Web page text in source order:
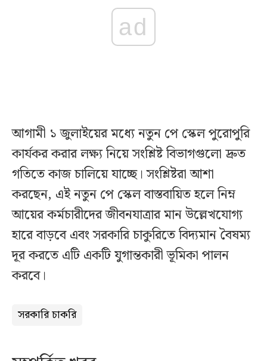
ad
আগামী ১ জুলাইয়ের মধ্যে নতুন পে স্কেল পুরোপুরি
কার্যকর করার লক্ষ্য নিয়ে সংশ্লিষ্ট বিভাগগুলো দ্রুত
গতিতে কাজ চালিয়ে যাচ্ছে। সংশ্লিষ্টরা আশা
করছেন, এই নতুন পে স্কেল বাস্তবায়িত হলে নিম্ন
আয়ের কর্মচারীদের জীবনযাত্রার মান উল্লেখযোগ্য
হারে বাড়বে এবং সরকারি চাকুরিতে বিদ্যমান বৈষম্য
দূর করতে এটি একটি যুগান্তকারী ভূমিকা পালন
করবে।
সরকারি চাকরি